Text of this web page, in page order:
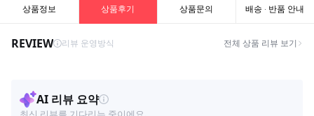
상품정보 상품후기 상품문의 배송 · 반품 안내